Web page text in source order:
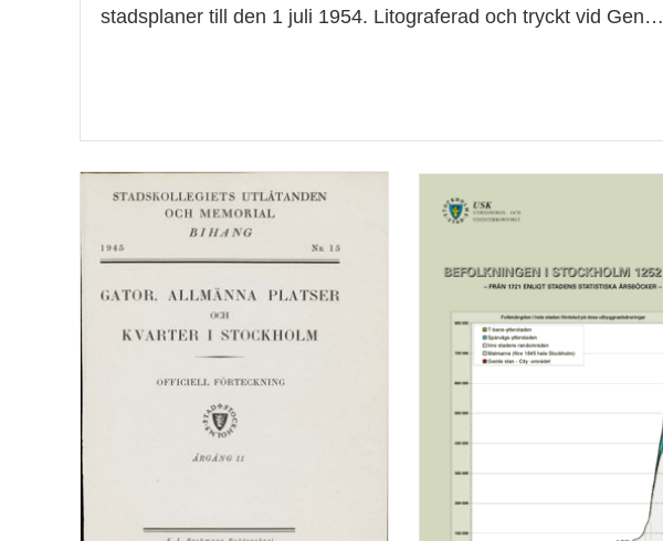
stadsplaner till den 1 juli 1954. Litograferad och tryckt vid Gen…